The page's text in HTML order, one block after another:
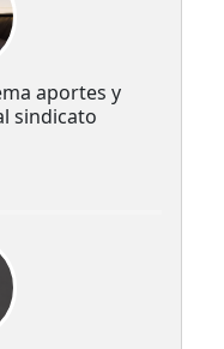
aportes y
sindicato